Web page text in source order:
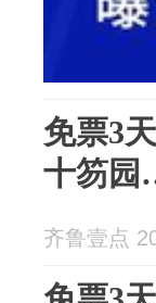
免票3
十笏
齐鲁壹点